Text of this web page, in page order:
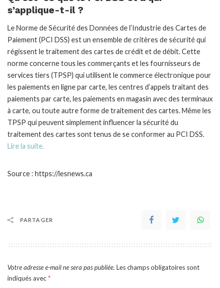
s’applique-t-il ?
Le Norme de Sécurité des Données de l’Industrie des Cartes de
Paiement (PCI DSS) est un ensemble de critères de sécurité qui
régissent le traitement des cartes de crédit et de débit. Cette
norme concerne tous les commerçants et les fournisseurs de
services tiers (TPSP) qui utilisent le commerce électronique pour
les paiements en ligne par carte, les centres d’appels traitant des
paiements par carte, les paiements en magasin avec des terminaux
à carte, ou toute autre forme de traitement des cartes. Même les
TPSP qui peuvent simplement influencer la sécurité du
traitement des cartes sont tenus de se conformer au PCI DSS.
Lire la suite.
Source : https://lesnews.ca
PARTAGER
Votre adresse e-mail ne sera pas publiée. Les champs obligatoires sont
indiqués avec *